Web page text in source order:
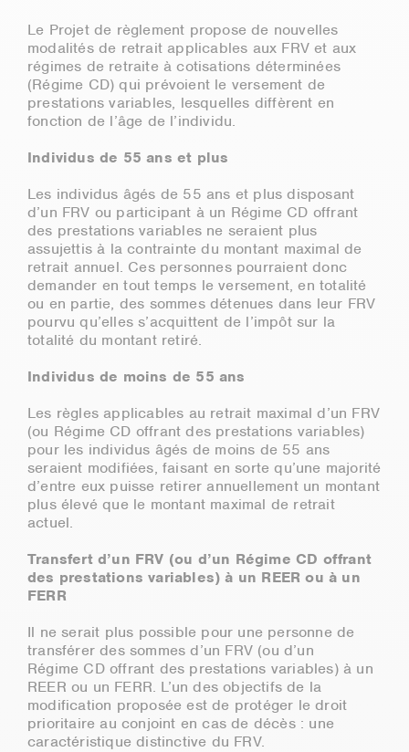
Le Projet de règlement propose de nouvelles
modalités de retrait applicables aux FRV et aux
régimes de retraite à cotisations déterminées
(Régime CD) qui prévoient le versement de
prestations variables, lesquelles diffèrent en
fonction de l’âge de l’individu.
Individus de 55 ans et plus
Les individus âgés de 55 ans et plus disposant
d’un FRV ou participant à un Régime CD offrant
des prestations variables ne seraient plus
assujettis à la contrainte du montant maximal de
retrait annuel. Ces personnes pourraient donc
demander en tout temps le versement, en totalité
ou en partie, des sommes détenues dans leur FRV
pourvu qu’elles s’acquittent de l’impôt sur la
totalité du montant retiré.
Individus de moins de 55 ans
Les règles applicables au retrait maximal d’un FRV
(ou Régime CD offrant des prestations variables)
pour les individus âgés de moins de 55 ans
seraient modifiées, faisant en sorte qu’une majorité
d’entre eux puisse retirer annuellement un montant
plus élevé que le montant maximal de retrait
actuel.
Transfert d’un FRV (ou d’un Régime CD offrant
des prestations variables) à un REER ou à un
FERR
Il ne serait plus possible pour une personne de
transférer des sommes d’un FRV (ou d’un
Régime CD offrant des prestations variables) à un
REER ou un FERR. L’un des objectifs de la
modification proposée est de protéger le droit
prioritaire au conjoint en cas de décès : une
caractéristique distinctive du FRV.